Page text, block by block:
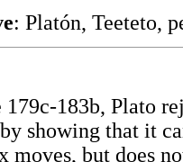
: Platón, Teeteto,
179c-183b, Plato
showing that it
moves, but does